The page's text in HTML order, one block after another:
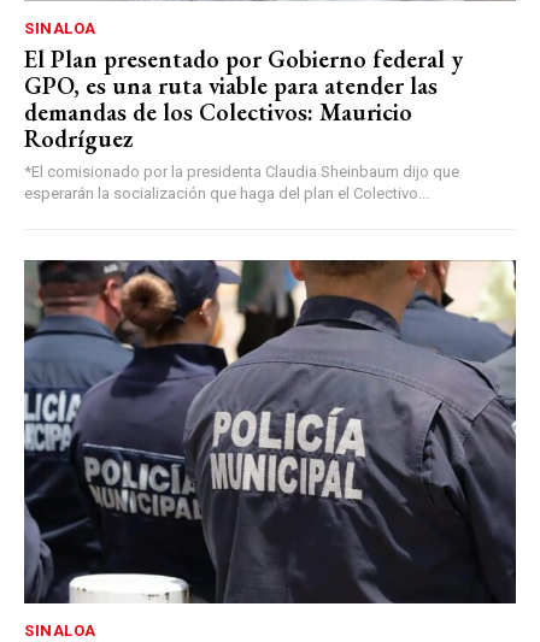
SINALOA
El Plan presentado por Gobierno federal y
GPO, es una ruta viable para atender las
demandas de los Colectivos: Mauricio
Rodríguez
*El comisionado por la presidenta Claudia Sheinbaum dijo que
esperarán la socialización que haga del plan el Colectivo...
SINALOA